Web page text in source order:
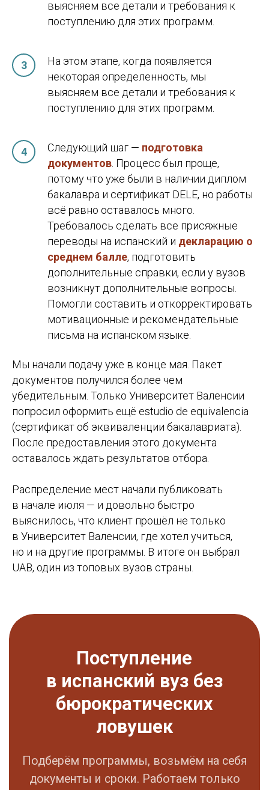
выясняем все детали и требования к
поступлению для этих программ.
На этом этапе, когда появляется
некоторая определенность, мы
выясняем все детали и требования к
поступлению для этих программ.
Следующий шаг — подготовка
документов . Процесс был проще,
потому что уже были в наличии диплом
бакалавра и сертификат DELE, но работы
всё равно оставалось много.
Требовалось сделать все присяжные
переводы на испанский и декларацию о
среднем балле, подготовить
дополнительные справки, если у вузов
возникнут дополнительные вопросы.
Помогли составить и откорректировать
мотивационные и рекомендательные
письма на испанском языке.
Мы начали подачу уже в конце мая. Пакет
документов получился более чем
убедительным. Только Университет Валенсии
попросил оформить ещё estudio de equivalencia
(сертификат об эквиваленции бакалавриата).
После предоставления этого документа
оставалось ждать результатов отбора.
Распределение мест начали публиковать
в начале июля — и довольно быстро
выяснилось, что клиент прошёл не только
в Университет Валенсии, где хотел учиться,
но и на другие программы. В итоге он выбрал
UAB, один из топовых вузов страны.
Отправить запрос
Или напишите вTelegram
Подберём программы, возьмём на себя
документы и сроки. Работаем только
с испанским образованием — и знаем
систему изнутри.
Поступление
в испанский вуз без
бюрократических
Учёба и переезд в Испанию без стресса и ошибок
Study Barcelona
Получить стратегию
Контакты
Переезд
hola@studybarcelona.su
Новости
Вузы
Бизнес-школы
Политика конфиденциальности
CIF: B62544374
Среднее образование
Высшее образование
Языковые курсы
Летние программы